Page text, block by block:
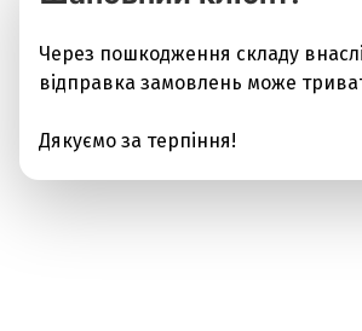
Через пошкодження складу
відправка замовлень може
Дякуємо за терпіння!